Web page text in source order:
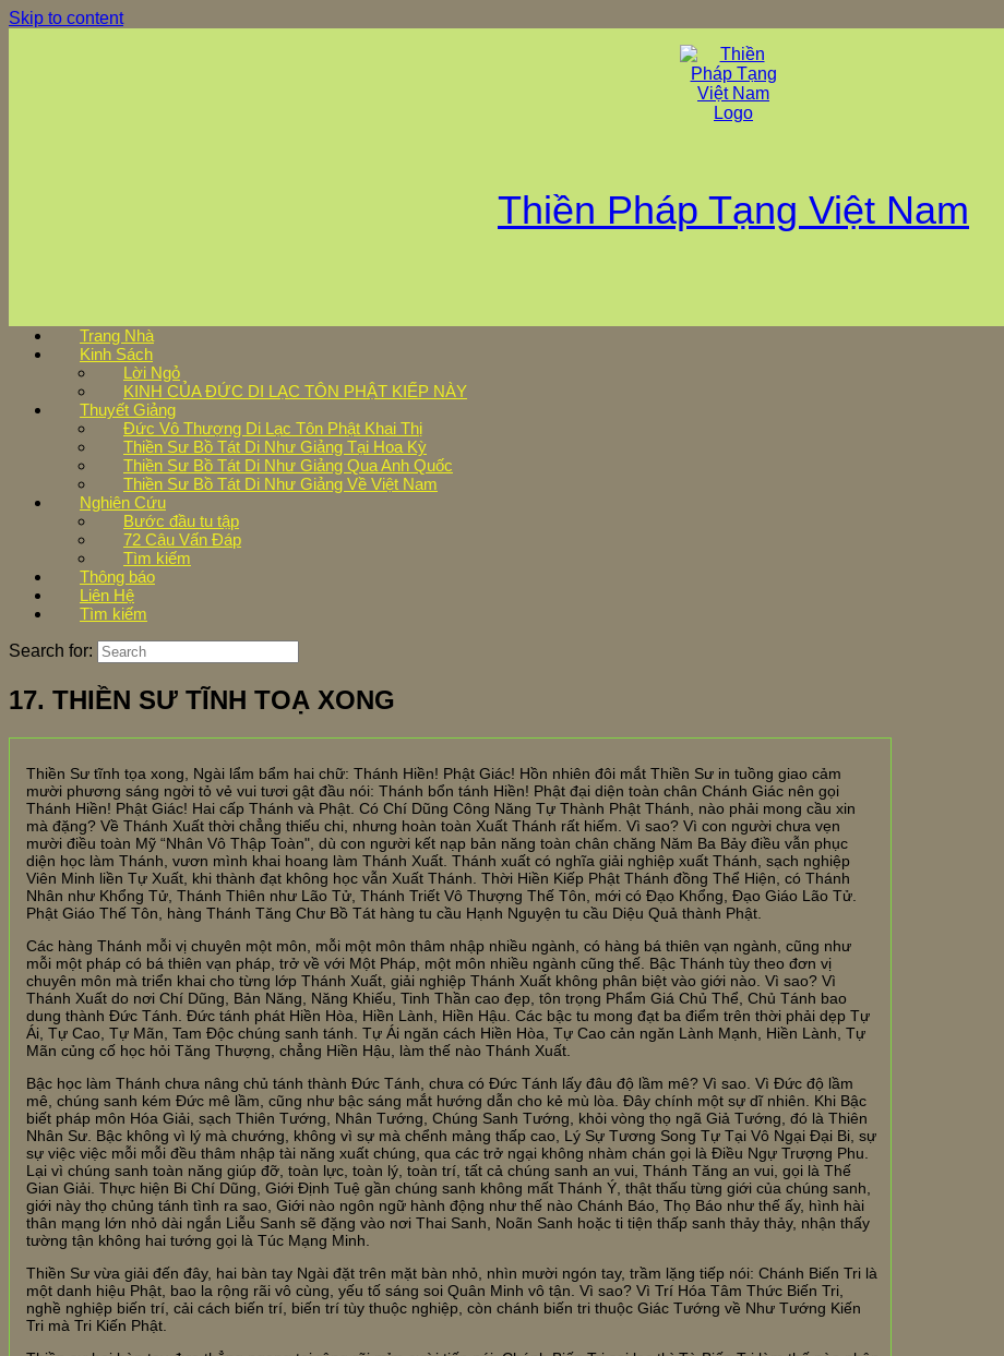
Skip to content
Thiền Pháp Tạng Việt Nam
Trang Nhà
Kinh Sách
Lời Ngỏ
KINH CỦA ĐỨC DI LẠC TÔN PHẬT KIẾP NÀY
Thuyết Giảng
Đức Vô Thượng Di Lạc Tôn Phật Khai Thị
Thiền Sư Bồ Tát Di Như Giảng Tại Hoa Kỳ
Thiền Sư Bồ Tát Di Như Giảng Qua Anh Quốc
Thiền Sư Bồ Tát Di Như Giảng Về Việt Nam
Nghiên Cứu
Bước đầu tu tập
72 Câu Vấn Đáp
Tìm kiếm
Thông báo
Liên Hệ
Tìm kiếm
Search for:
17. THIỀN SƯ TĨNH TOẠ XONG
Thiền Sư tĩnh tọa xong, Ngài lẩm bẩm hai chữ: Thánh Hiền! Phật Giác! Hồn nhiên đôi mắt Thiền Sư in tuồng giao cảm
mười phương sáng ngời tỏ vẻ vui tươi gật đầu nói: Thánh bổn tánh Hiền! Phật đại diện toàn chân Chánh Giác nên gọi
Thánh Hiền! Phật Giác! Hai cấp Thánh và Phật. Có Chí Dũng Công Năng Tự Thành Phật Thánh, nào phải mong cầu xin
mà đặng? Về Thánh Xuất thời chẳng thiếu chi, nhưng hoàn toàn Xuất Thánh rất hiếm. Vì sao? Vì con người chưa vẹn
mười điều toàn Mỹ “Nhân Vô Thập Toàn", dù con người kết nạp bản năng toàn chân chăng Năm Ba Bảy điều vẫn phục
diện học làm Thánh, vươn mình khai hoang làm Thánh Xuất. Thánh xuất có nghĩa giải nghiệp xuất Thánh, sạch nghiệp
Viên Minh liền Tự Xuất, khi thành đạt không học vẫn Xuất Thánh. Thời Hiền Kiếp Phật Thánh đồng Thể Hiện, có Thánh
Nhân như Khổng Tử, Thánh Thiên như Lão Tử, Thánh Triết Vô Thượng Thế Tôn, mới có Đạo Khổng, Đạo Giáo Lão Tử.
Phật Giáo Thế Tôn, hàng Thánh Tăng Chư Bồ Tát hàng tu cầu Hạnh Nguyện tu cầu Diệu Quả thành Phật.
Các hàng Thánh mỗi vị chuyên một môn, mỗi một môn thâm nhập nhiều ngành, có hàng bá thiên vạn ngành, cũng như
mỗi một pháp có bá thiên vạn pháp, trở về với Một Pháp, một môn nhiều ngành cũng thế. Bậc Thánh tùy theo đơn vị
chuyên môn mà triển khai cho từng lớp Thánh Xuất, giải nghiệp Thánh Xuất không phân biệt vào giới nào. Vì sao? Vì
Thánh Xuất do nơi Chí Dũng, Bản Năng, Năng Khiếu, Tinh Thần cao đẹp, tôn trọng Phẩm Giá Chủ Thể, Chủ Tánh bao
dung thành Đức Tánh. Đức tánh phát Hiền Hòa, Hiền Lành, Hiền Hậu. Các bậc tu mong đạt ba điểm trên thời phải dẹp Tự
Ái, Tự Cao, Tự Mãn, Tam Độc chúng sanh tánh. Tự Ái ngăn cách Hiền Hòa, Tự Cao cản ngăn Lành Mạnh, Hiền Lành, Tự
Mãn củng cố học hỏi Tăng Thượng, chẳng Hiền Hậu, làm thế nào Thánh Xuất.
Bậc học làm Thánh chưa nâng chủ tánh thành Đức Tánh, chưa có Đức Tánh lấy đâu độ lầm mê? Vì sao. Vì Đức độ lầm
mê, chúng sanh kém Đức mê lầm, cũng như bậc sáng mắt hướng dẫn cho kẻ mù lòa. Đây chính một sự dĩ nhiên. Khi Bậc
biết pháp môn Hóa Giải, sạch Thiên Tướng, Nhân Tướng, Chúng Sanh Tướng, khỏi vòng thọ ngã Giả Tướng, đó là Thiên
Nhân Sư. Bậc không vì lý mà chướng, không vì sự mà chểnh mảng thấp cao, Lý Sự Tương Song Tự Tại Vô Ngại Đại Bi, sự
sự việc việc mỗi mỗi đều thâm nhập tài năng xuất chúng, qua các trở ngại không nhàm chán gọi là Điều Ngự Trượng Phu.
Lại vì chúng sanh toàn năng giúp đỡ, toàn lực, toàn lý, toàn trí, tất cả chúng sanh an vui, Thánh Tăng an vui, gọi là Thế
Gian Giải. Thực hiện Bi Chí Dũng, Giới Định Tuệ gần chúng sanh không mất Thánh Ý, thật thấu từng giới của chúng sanh,
giới này thọ chủng tánh tình ra sao, Giới nào ngôn ngữ hành động như thế nào Chánh Báo, Thọ Báo như thế ấy, hình hài
thân mạng lớn nhỏ dài ngắn Liễu Sanh sẽ đặng vào nơi Thai Sanh, Noãn Sanh hoặc ti tiện thấp sanh thảy thảy, nhận thấy
tường tận không hai tướng gọi là Túc Mạng Minh.
Thiền Sư vừa giải đến đây, hai bàn tay Ngài đặt trên mặt bàn nhỏ, nhìn mười ngón tay, trầm lặng tiếp nói: Chánh Biến Tri là
một danh hiệu Phật, bao la rộng rãi vô cùng, yếu tố sáng soi Quân Minh vô tận. Vì sao? Vì Trí Hóa Tâm Thức Biến Tri,
nghề nghiệp biến trí, cải cách biến trí, biến trí tùy thuộc nghiệp, còn chánh biến tri thuộc Giác Tướng về Như Tướng Kiến
Tri mà Tri Kiến Phật.